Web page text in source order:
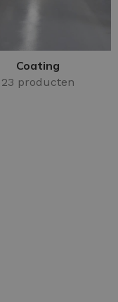
Coating
23 producten